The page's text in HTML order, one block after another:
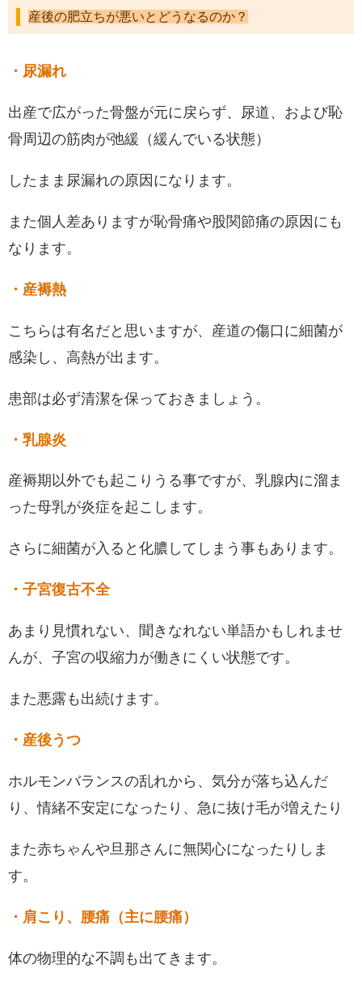
産後の肥立ちが悪いとどうなるのか？
・尿漏れ
出産で広がった骨盤が元に戻らず、尿道、および恥
骨周辺の筋肉が弛緩（緩んでいる状態）
したまま尿漏れの原因になります。
また個人差ありますが恥骨痛や股関節痛の原因にも
なります。
・産褥熱
こちらは有名だと思いますが、産道の傷口に細菌が
感染し、高熱が出ます。
患部は必ず清潔を保っておきましょう。
・乳腺炎
産褥期以外でも起こりうる事ですが、乳腺内に溜ま
った母乳が炎症を起こします。
さらに細菌が入ると化膿してしまう事もあります。
・子宮復古不全
あまり見慣れない、聞きなれない単語かもしれませ
んが、子宮の収縮力が働きにくい状態です。
また悪露も出続けます。
・産後うつ
ホルモンバランスの乱れから、気分が落ち込んだ
り、情緒不安定になったり、急に抜け毛が増えたり
また赤ちゃんや旦那さんに無関心になったりしま
す。
・肩こり、腰痛（主に腰痛）
体の物理的な不調も出てきます。